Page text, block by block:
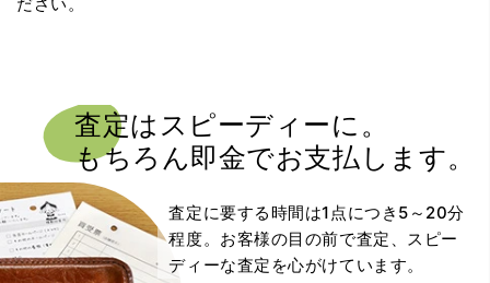
査定はスピーディーに。
もちろん即金でお支払します。
査定に要する時間は1点につき5～20分
程度。お客様の目の前で査定、スピー
ディーな査定を心がけています。